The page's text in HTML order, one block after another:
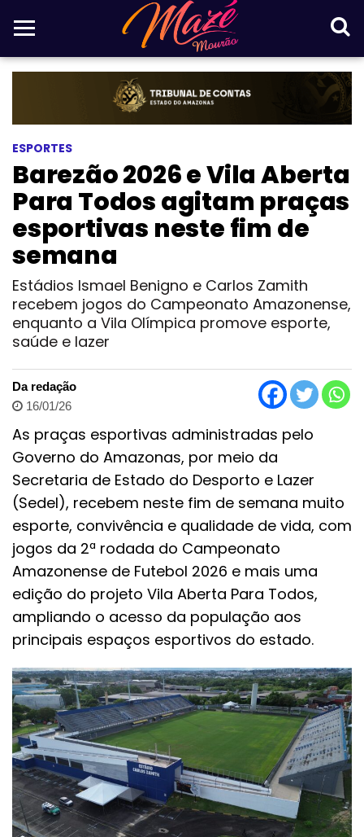
ESPORTES
Barezão 2026 e Vila Aberta
Para Todos agitam praças
esportivas neste fim de
semana
Estádios Ismael Benigno e Carlos Zamith
recebem jogos do Campeonato Amazonense,
enquanto a Vila Olímpica promove esporte,
saúde e lazer
Da redação
16/01/26
As praças esportivas administradas pelo
Governo do Amazonas, por meio da
Secretaria de Estado do Desporto e Lazer
(Sedel), recebem neste fim de semana muito
esporte, convivência e qualidade de vida, com
jogos da 2ª rodada do Campeonato
Amazonense de Futebol 2026 e mais uma
edição do projeto Vila Aberta Para Todos,
ampliando o acesso da população aos
principais espaços esportivos do estado.